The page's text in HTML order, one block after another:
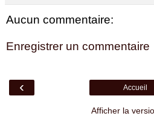
Aucun commentaire:
Enregistrer un commentaire
‹ Accueil
Afficher la